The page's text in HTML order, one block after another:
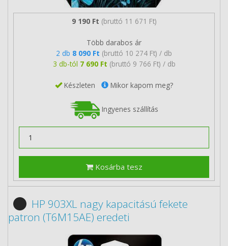
9 190 Ft (bruttó 11 671 Ft)
Több darabos ár
2 db 8 090 Ft (bruttó 10 274 Ft) / db
3 db-tól 7 690 Ft (bruttó 9 766 Ft) / db
Készleten Mikor kapom meg?
Ingyenes szállítás
Kosárba tesz
HP 903XL nagy kapacitású fekete
patron (T6M15AE) eredeti